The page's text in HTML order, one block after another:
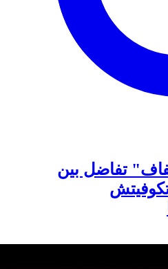
تفاضل بين